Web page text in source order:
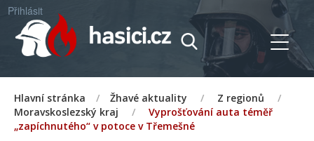
Přihlásit
Hlavní stránka / Žhavé aktuality / Z regionů
/
Moravskoslezský kraj
/
Vyprošťování auta téměř
„zapíchnutého“ v potoce v Třemešné